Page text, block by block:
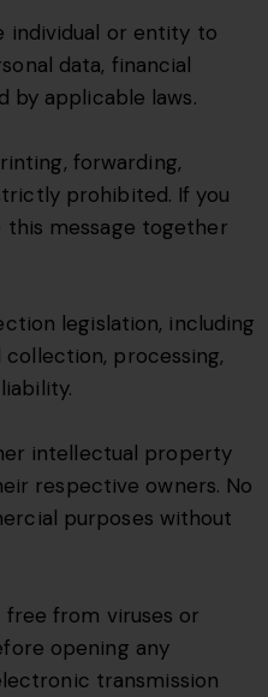
individual or entity to
data, financial
applicable laws.
forwarding,
prohibited. If you
message together
legislation, including
processing,
intellectual property
respective owners. No
purposes without
from viruses or
opening any
transmission